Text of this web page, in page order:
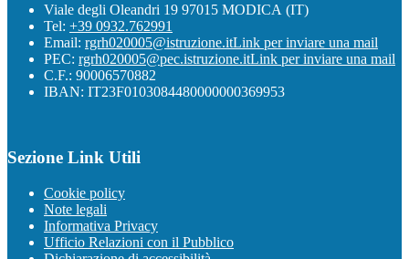
Viale degli Oleandri 19 97015 MODICA (IT)
Tel: +39 0932.762991
Email: rgrh020005@istruzione.itLink per inviare una mail
PEC: rgrh020005@pec.istruzione.itLink per inviare una mail
C.F.: 90006570882
IBAN: IT23F0103084480000000369953
Sezione Link Utili
Cookie policy
Note legali
Informativa Privacy
Ufficio Relazioni con il Pubblico